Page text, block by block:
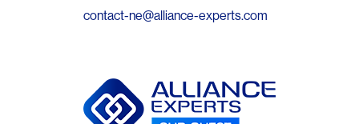
contact-ne@alliance-experts.com